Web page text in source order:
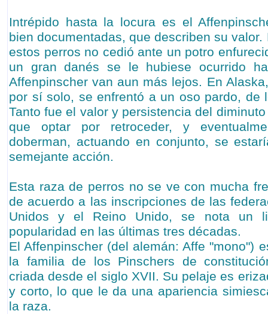
Intrépido hasta la locura es el
bien documentadas, que describen su
estos perros no cedió ante un potro
un gran danés se le hubiese ocurrido
Affenpinscher van aun más lejos. En
por sí solo, se enfrentó a un oso pardo, de
Tanto fue el valor y persistencia del
que optar por retroceder, y
doberman, actuando en conjunto, se
semejante acción.
Esta raza de perros no se ve con mucha
de acuerdo a las inscripciones de las
Unidos y el Reino Unido, se nota un
popularidad en las últimas tres décadas.
El Affenpinscher (del alemán: Affe "mono")
la familia de los Pinschers de
criada desde el siglo XVII. Su pelaje es
y corto, lo que le da una apariencia
la raza.